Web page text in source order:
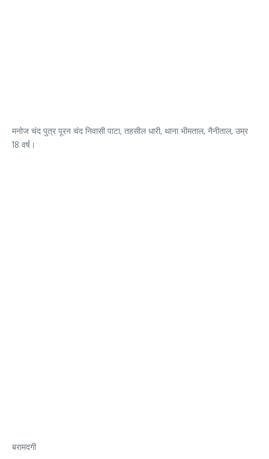
मनोज चंद पुत्र पूरन चंद निवासी पाटा, तहसील धारी, थाना भीमताल, नैनीताल, उम्र
18 वर्ष।
बरामदगी